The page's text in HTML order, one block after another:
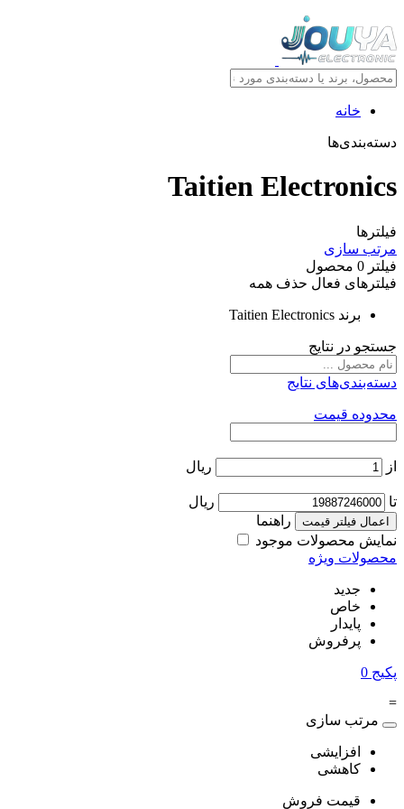
خانه
دسته‌بندی‌ها
Taitien Electronics
فیلترها
مرتب سازی
فیلتر 0 محصول
فیلترهای فعال حذف همه
برند Taitien Electronics
جستجو در نتایج
دسته‌بندی‌های نتایج
محدوده قیمت
از ریال
تا ریال
اعمال فیلتر قیمت
راهنما
نمایش محصولات موجود
محصولات ویژه
جدید
خاص
پایدار
پرفروش
پکیج 0
=
مرتب سازی
افزایشی
کاهشی
قیمت فروش